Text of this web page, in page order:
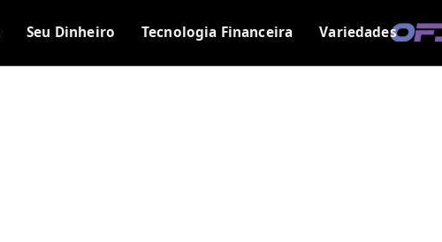
Seu Dinheiro Tecnologia Financeira Variedades